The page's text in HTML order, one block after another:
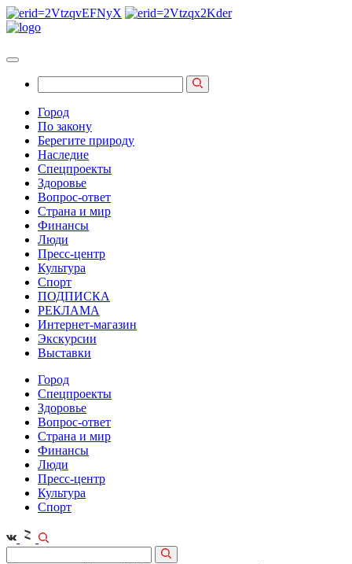
Город
По закону
Берегите природу
Наследие
Спецпроекты
Здоровье
Вопрос-ответ
Страна и мир
Финансы
Люди
Пресс-центр
Культура
Спорт
ПОДПИСКА
РЕКЛАМА
Интернет-магазин
Экскурсии
Выставки
Город
Спецпроекты
Здоровье
Вопрос-ответ
Страна и мир
Финансы
Люди
Пресс-центр
Культура
Спорт